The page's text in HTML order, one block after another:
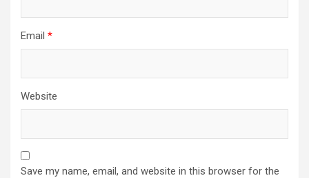
Email *
Website
Save my name, email, and website in this browser for the